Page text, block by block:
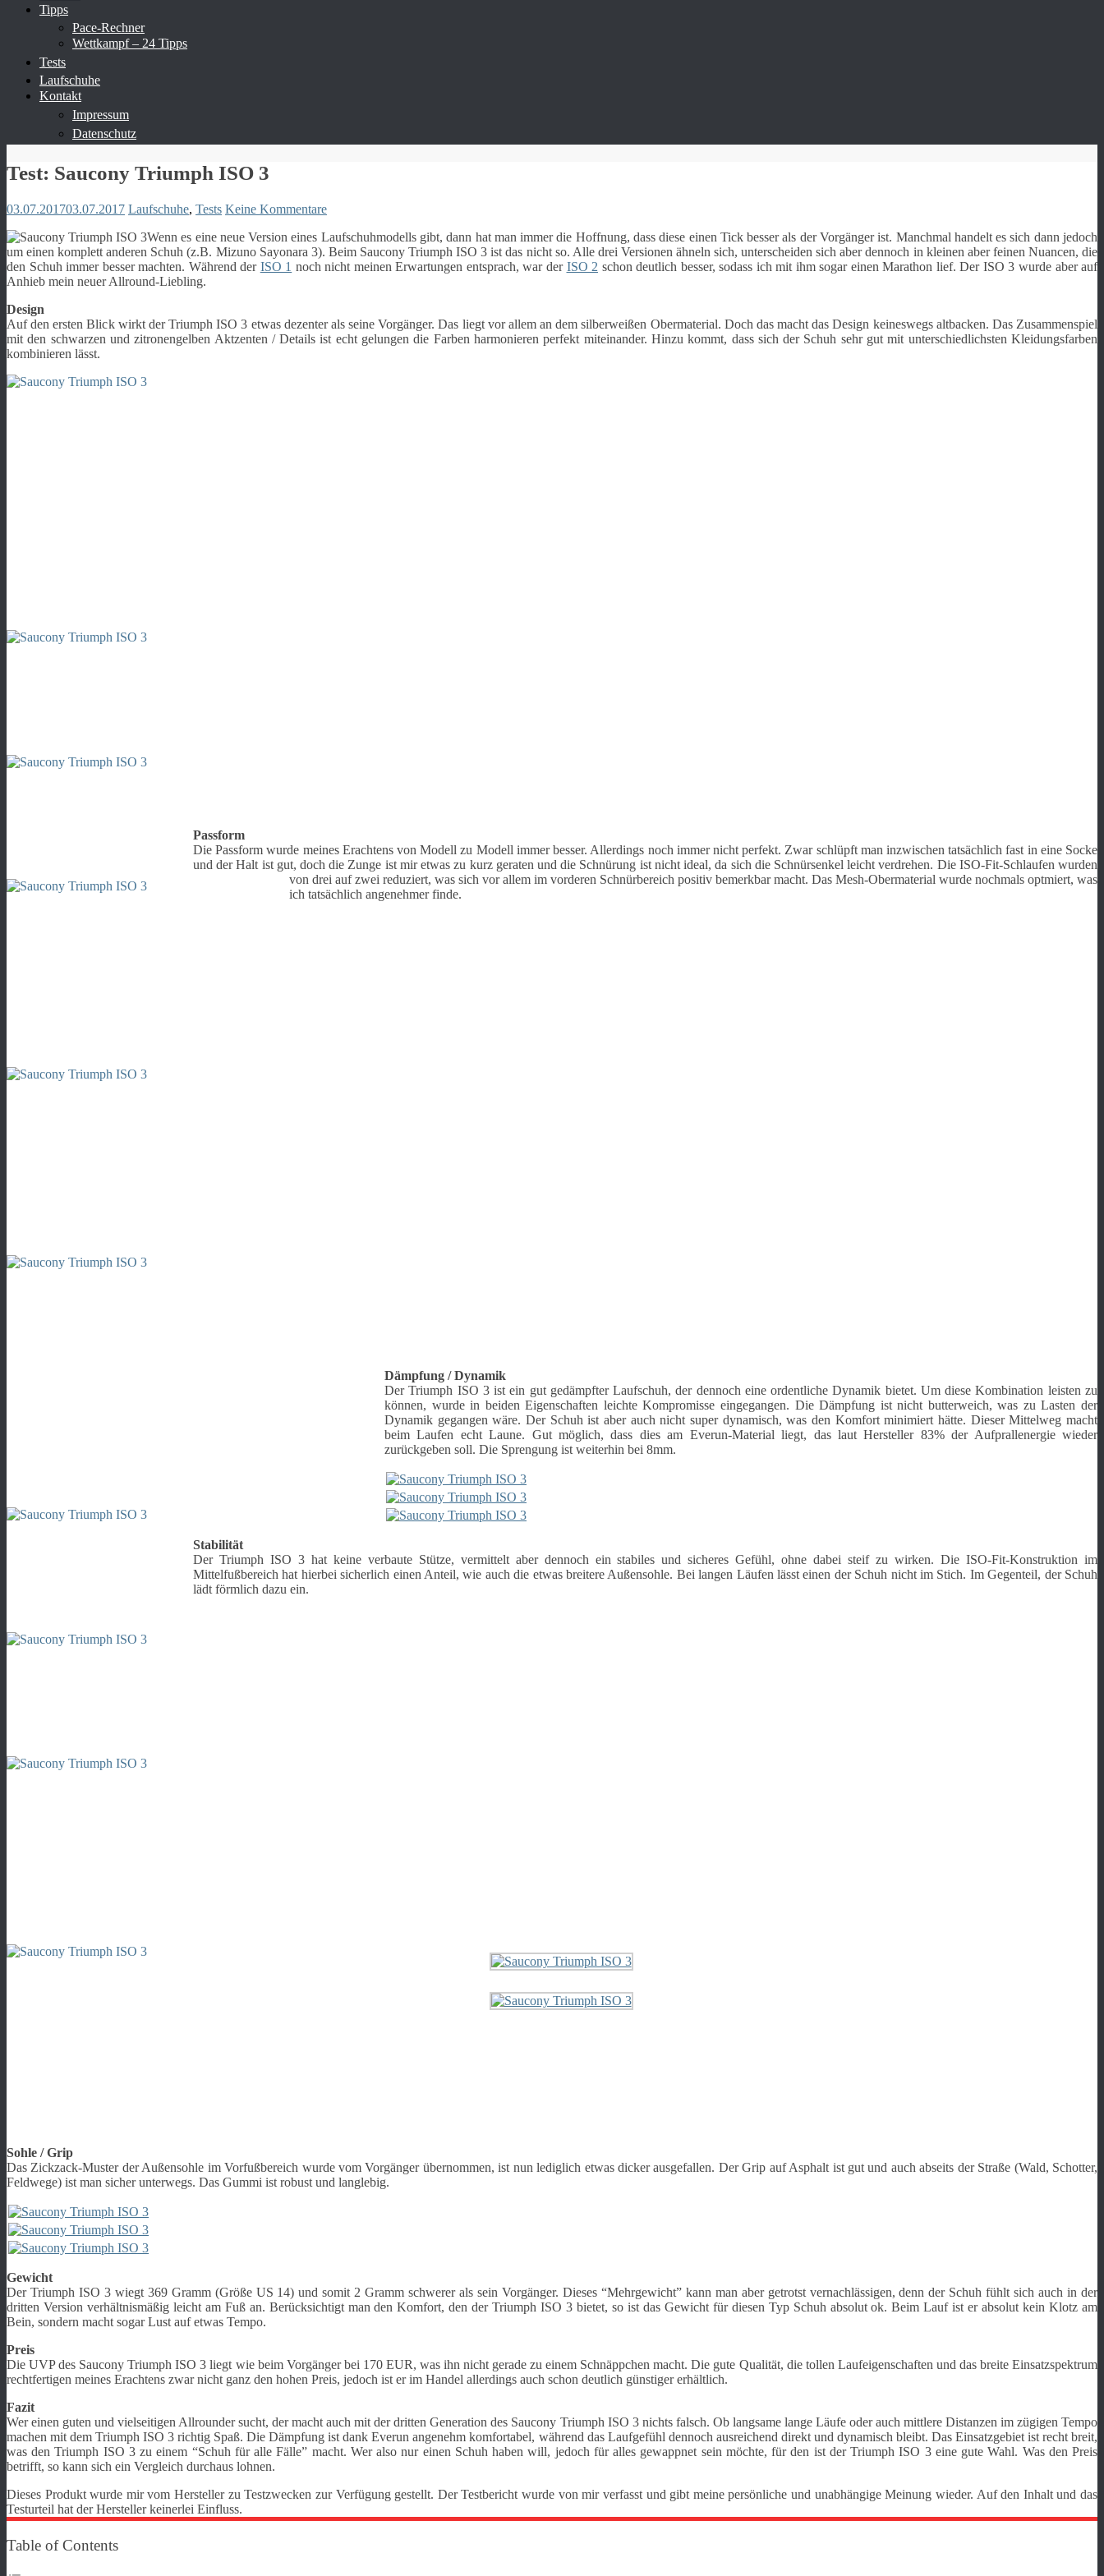
Tipps
Pace-Rechner
Wettkampf – 24 Tipps
Tests
Laufschuhe
Kontakt
Impressum
Datenschutz
Test: Saucony Triumph ISO 3
03.07.201703.07.2017 Laufschuhe, Tests Keine Kommentare
Wenn es eine neue Version eines Laufschuhmodells gibt, dann hat man immer die Hoffnung, dass diese einen Tick besser als der Vorgänger ist. Manchmal handelt es sich dann jedoch
um einen komplett anderen Schuh (z.B. Mizuno Sayonara 3). Beim Saucony Triumph ISO 3 ist das nicht so. Alle drei Versionen ähneln sich, unterscheiden sich aber dennoch in kleinen aber feinen Nuancen, die
den Schuh immer besser machten. Während der ISO 1 noch nicht meinen Erwartungen entsprach, war der ISO 2 schon deutlich besser, sodass ich mit ihm sogar einen Marathon lief. Der ISO 3 wurde aber auf
Anhieb mein neuer Allround-Liebling.
Design
Auf den ersten Blick wirkt der Triumph ISO 3 etwas dezenter als seine Vorgänger. Das liegt vor allem an dem silberweißen Obermaterial. Doch das macht das Design keineswegs altbacken. Das Zusammenspiel
mit den schwarzen und zitronengelben Aktzenten / Details ist echt gelungen die Farben harmonieren perfekt miteinander. Hinzu kommt, dass sich der Schuh sehr gut mit unterschiedlichsten Kleidungsfarben
kombinieren lässt.
Passform
Die Passform wurde meines Erachtens von Modell zu Modell immer besser. Allerdings noch immer nicht perfekt. Zwar schlüpft man inzwischen tatsächlich fast in eine Socke
und der Halt ist gut, doch die Zunge ist mir etwas zu kurz geraten und die Schnürung ist nicht ideal, da sich die Schnürsenkel leicht verdrehen. Die ISO-Fit-Schlaufen wurden
von drei auf zwei reduziert, was sich vor allem im vorderen Schnürbereich positiv bemerkbar macht. Das Mesh-Obermaterial wurde nochmals optmiert, was
ich tatsächlich angenehmer finde.
Dämpfung / Dynamik
Der Triumph ISO 3 ist ein gut gedämpfter Laufschuh, der dennoch eine ordentliche Dynamik bietet. Um diese Kombination leisten zu
können, wurde in beiden Eigenschaften leichte Kompromisse eingegangen. Die Dämpfung ist nicht butterweich, was zu Lasten der
Dynamik gegangen wäre. Der Schuh ist aber auch nicht super dynamisch, was den Komfort minimiert hätte. Dieser Mittelweg macht
beim Laufen echt Laune. Gut möglich, dass dies am Everun-Material liegt, das laut Hersteller 83% der Aufprallenergie wieder
zurückgeben soll. Die Sprengung ist weiterhin bei 8mm.
Stabilität
Der Triumph ISO 3 hat keine verbaute Stütze, vermittelt aber dennoch ein stabiles und sicheres Gefühl, ohne dabei steif zu wirken. Die ISO-Fit-Konstruktion im
Mittelfußbereich hat hierbei sicherlich einen Anteil, wie auch die etwas breitere Außensohle. Bei langen Läufen lässt einen der Schuh nicht im Stich. Im Gegenteil, der Schuh
lädt förmlich dazu ein.
Sohle / Grip
Das Zickzack-Muster der Außensohle im Vorfußbereich wurde vom Vorgänger übernommen, ist nun lediglich etwas dicker ausgefallen. Der Grip auf Asphalt ist gut und auch abseits der Straße (Wald, Schotter,
Feldwege) ist man sicher unterwegs. Das Gummi ist robust und langlebig.
Gewicht
Der Triumph ISO 3 wiegt 369 Gramm (Größe US 14) und somit 2 Gramm schwerer als sein Vorgänger. Dieses “Mehrgewicht” kann man aber getrotst vernachlässigen, denn der Schuh fühlt sich auch in der
dritten Version verhältnismäßig leicht am Fuß an. Berücksichtigt man den Komfort, den der Triumph ISO 3 bietet, so ist das Gewicht für diesen Typ Schuh absolut ok. Beim Lauf ist er absolut kein Klotz am
Bein, sondern macht sogar Lust auf etwas Tempo.
Preis
Die UVP des Saucony Triumph ISO 3 liegt wie beim Vorgänger bei 170 EUR, was ihn nicht gerade zu einem Schnäppchen macht. Die gute Qualität, die tollen Laufeigenschaften und das breite Einsatzspektrum
rechtfertigen meines Erachtens zwar nicht ganz den hohen Preis, jedoch ist er im Handel allerdings auch schon deutlich günstiger erhältlich.
Fazit
Wer einen guten und vielseitigen Allrounder sucht, der macht auch mit der dritten Generation des Saucony Triumph ISO 3 nichts falsch. Ob langsame lange Läufe oder auch mittlere Distanzen im zügigen Tempo
machen mit dem Triumph ISO 3 richtig Spaß. Die Dämpfung ist dank Everun angenehm komfortabel, während das Laufgefühl dennoch ausreichend direkt und dynamisch bleibt. Das Einsatzgebiet ist recht breit,
was den Triumph ISO 3 zu einem “Schuh für alle Fälle” macht. Wer also nur einen Schuh haben will, jedoch für alles gewappnet sein möchte, für den ist der Triumph ISO 3 eine gute Wahl. Was den Preis
betrifft, so kann sich ein Vergleich durchaus lohnen.
Dieses Produkt wurde mir vom Hersteller zu Testzwecken zur Verfügung gestellt. Der Testbericht wurde von mir verfasst und gibt meine persönliche und unabhängige Meinung wieder. Auf den Inhalt und das
Testurteil hat der Hersteller keinerlei Einfluss.
Table of Contents